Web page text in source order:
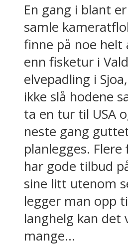
En gang i blant
samle
finne på noe helt
enn fisketur i
elvepadling i
ikke slå hodene
ta en tur til USA
neste gang
planlegges. Flere
har gode tilbud
sine litt utenom
legger man opp
langhelg kan det
mange...